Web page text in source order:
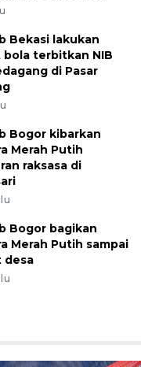
Bekasi lakukan
bola terbitkan NIB
di Pasar
Bogor kibarkan
Merah Putih
raksasa di
Bogor bagikan
Merah Putih sampai
desa